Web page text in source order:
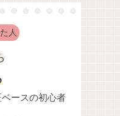
人
ースの初心者